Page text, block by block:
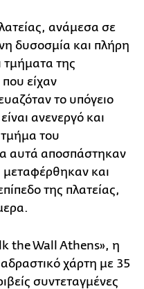
ανάμεσα σε
δυσοσμία και πλήρη
τμήματα της
είχαν
το υπόγειο
ανενεργό και
του
αυτά αποσπάστηκαν
μεταφέρθηκαν και
της πλατείας,
the Wall Athens», η
χάρτη με 35
συντεταγμένες